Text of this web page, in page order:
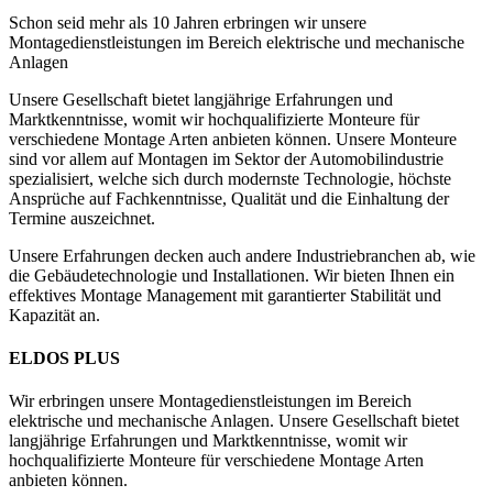
Schon seid mehr als 10 Jahren erbringen wir unsere
Montagedienstleistungen im Bereich elektrische und mechanische
Anlagen
Unsere Gesellschaft bietet langjährige Erfahrungen und
Marktkenntnisse, womit wir hochqualifizierte Monteure für
verschiedene Montage Arten anbieten können. Unsere Monteure
sind vor allem auf Montagen im Sektor der Automobilindustrie
spezialisiert, welche sich durch modernste Technologie, höchste
Ansprüche auf Fachkenntnisse, Qualität und die Einhaltung der
Termine auszeichnet.
Unsere Erfahrungen decken auch andere Industriebranchen ab, wie
die Gebäudetechnologie und Installationen. Wir bieten Ihnen ein
effektives Montage Management mit garantierter Stabilität und
Kapazität an.
ELDOS PLUS
Wir erbringen unsere Montagedienstleistungen im Bereich
elektrische und mechanische Anlagen. Unsere Gesellschaft bietet
langjährige Erfahrungen und Marktkenntnisse, womit wir
hochqualifizierte Monteure für verschiedene Montage Arten
anbieten können.